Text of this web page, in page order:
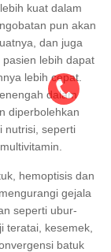
kuat dalam
pun akan
dan juga
lebih dapat
lebih cepat.
dalam
diperbolehkan
nutrisi, seperti
hemoptisis dan
gejala
seperti ubur-
teratai, kesemek,
batuk